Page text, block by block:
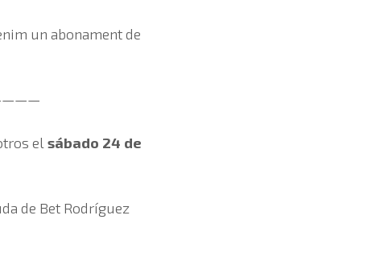
un abonament de
el sábado 24 de
de Bet Rodríguez